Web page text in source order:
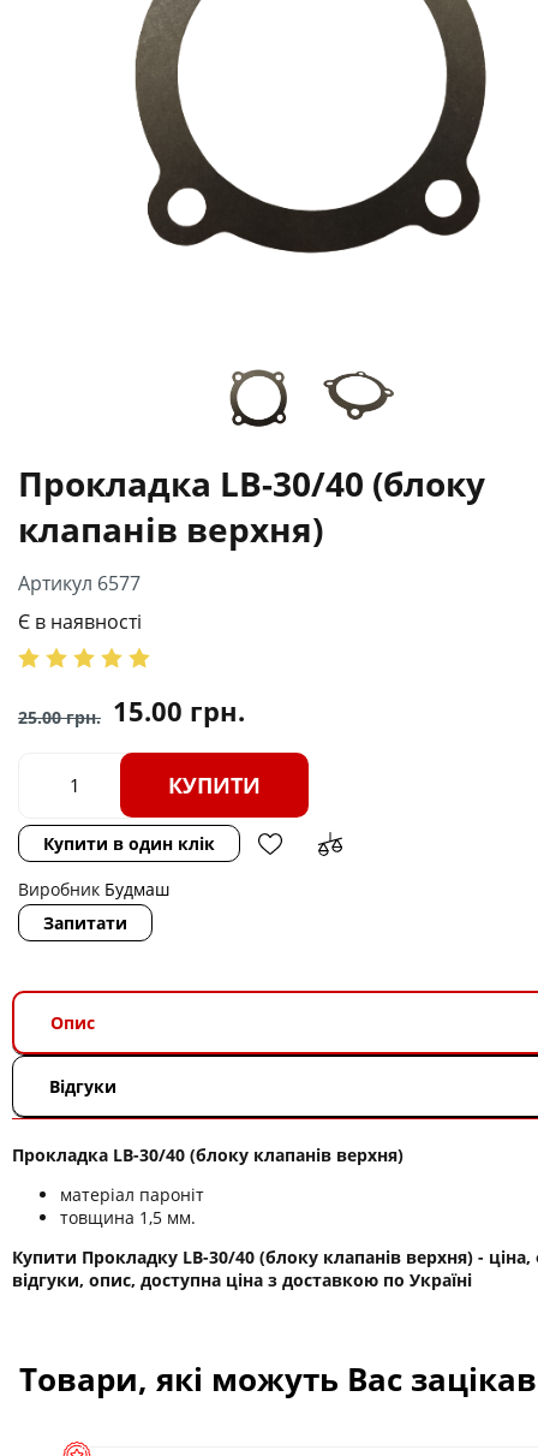
Прокладка LB-30/40 (блоку
клапанів верхня)
Артикул 6577
Є в наявності
25.00грн. 15.00 грн.
КУПИТИ
Купити в один клік
Виробник Будмаш
Запитати
Опис
Відгуки
Прокладка LB-30/40 (блоку клапанів верхня)
матеріал пароніт
товщина 1,5 мм.
Купити Прокладку LB-30/40 (блоку клапанів верхня) -
відгуки, опис, доступна ціна з доставкою по Україні
Товари, які можуть Вас